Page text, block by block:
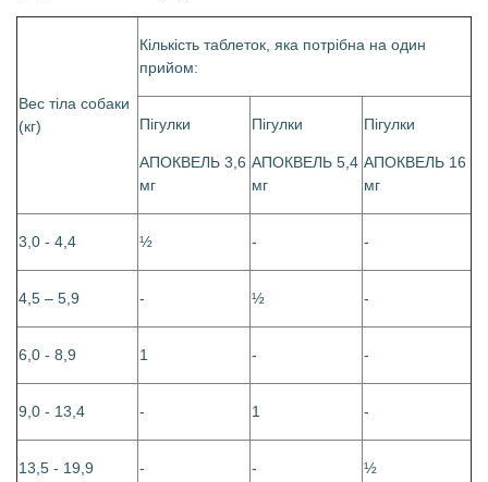
Вес тіла собаки
(кг)
Кількість таблеток, яка потрібна на один
прийом:
Пігулки
АПОКВЕЛЬ 3,6
мг
Пігулки
АПОКВЕЛЬ 5,4
мг
Пігулки
АПОКВЕЛЬ 16
мг
3,0 - 4,4 ½ - -
4,5 – 5,9 - ½ -
6,0 - 8,9 1 - -
9,0 - 13,4 - 1 -
13,5 - 19,9 - - ½